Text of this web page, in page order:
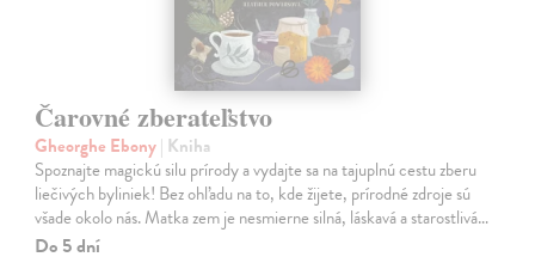
Čarovné zberateľstvo
Gheorghe Ebony| Kniha
Spoznajte magickú silu prírody a vydajte sa na tajuplnú cestu zberu
liečivých byliniek! Bez ohľadu na to, kde žijete, prírodné zdroje sú
všade okolo nás. Matka zem je nesmierne silná, láskavá a starostlivá…
Do 5 dní